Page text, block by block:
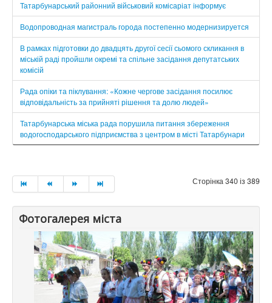
Татарбунарський районний військовий комісаріат інформує
Водопроводная магистраль города постепенно модернизируется
В рамках підготовки до двадцять другої сесії сьомого скликання в
міській раді пройшли окремі та спільне засідання депутатських
комісій
Рада опіки та піклування: «Кожне чергове засідання посилює
відповідальність за прийняті рішення та долю людей»
Татарбунарська міська рада порушила питання збереження
водогосподарського підприємства з центром в місті Татарбунари
Сторінка 340 із 389
Фотогалерея міста